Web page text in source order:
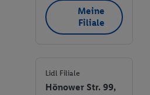
Meine
Filiale
Lidl Filiale
Hönower Str. 99,